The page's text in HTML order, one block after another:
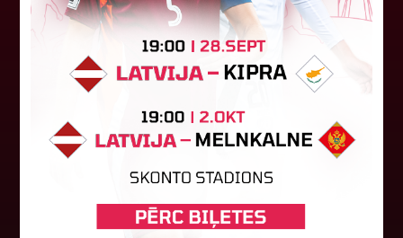
Par "LuckyBet" Sieviešu futbola līgas jūnija
labāko spēlētāju atzīta FS "Metta" spēlētāja
Keita Zviedre. Uzvarētāja tika noskaidrota
balsojumā, kurā tika apkopotas...
06. augusts 2026.